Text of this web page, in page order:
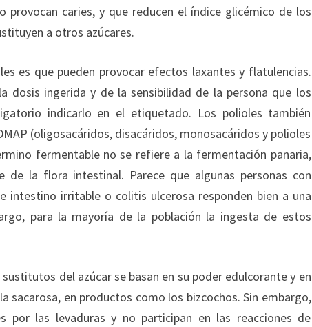
provocan caries, y que reducen el índice glicémico de los
a otros azúcares.
es que pueden provocar efectos laxantes y flatulencias.
dosis ingerida y de la sensibilidad de la persona que los
indicarlo en el etiquetado. Los polioles también
(oligosacáridos, disacáridos, monosacáridos y polioles
fermentable no se refiere a la fermentación panaria,
la flora intestinal. Parece que algunas personas con
intestino irritable o colitis ulcerosa responden bien a una
para la mayoría de la población la ingesta de estos
del azúcar se basan en su poder edulcorante y en
sacarosa, en productos como los bizcochos. Sin embargo,
por las levaduras y no participan en las reacciones de